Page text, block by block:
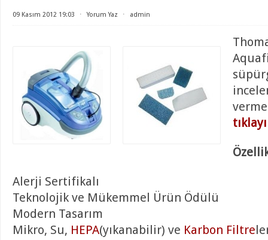
09 Kasım 2012 19:03 ⋅ Yorum Yaz ⋅ admin
Alerji Sertifikalı
Teknolojik ve Mükemmel Ürün Ödülü
Modern Tasarım
Mikro, Su, HEPA(yıkanabilir) ve Karbon Filtre